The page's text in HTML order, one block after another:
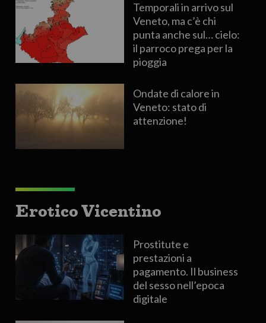
Temporali in arrivo sul
Veneto, ma c’è chi
punta anche sul… cielo:
il parroco prega per la
pioggia
Ondate di calore in
Veneto: stato di
attenzione!
Erotico Vicentino
Prostitute e
prestazioni a
pagamento. Il business
del sesso nell’epoca
digitale